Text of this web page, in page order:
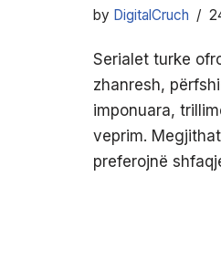
by DigitalCruch
Serialet turke
zhanresh,
imponuara,
veprim.
preferojnë